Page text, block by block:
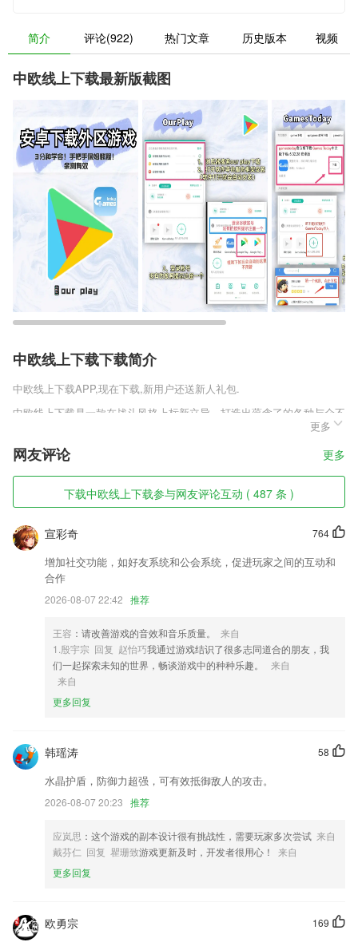
简介 评论(922) 热门文章 历史版本 视频
中欧线上下载最新版截图
中欧线上下载下载简介
中欧线上下载APP,现在下载,新用户还送新人礼包.
中欧线上下载是一款在战斗风格上标新立异，打造出蕴含了的各种与众不
同的游戏内容的一款作品，玩家们在这款作品之中将享有超越一切的权
利，将自己的战斗信念贯穿彻底，通过无时无刻的超凡PK打造出无与伦
比的战斗乐趣，整个作品为玩家们带来的畅爽依旧拥有着经典的滋味。
中欧线上下载软件特色
1,警民联动
2,* 风格简约：无广告，界面纯净，排版清晰
3,微信小程序
4,精选百余条周边旅游线路，多景区门票代理合作资质，价格优势明显，
东北周边景区全覆盖。
6,诸多全球知名大型商业银行客户对Moxo系统做过安全方面的实际验
证，并得到高度安全、合规认可；
中欧线上下载软件优势
2.虽然嘴上说不在乎，可心里很想看
3.·每日系统都会为你推送贴心的句子，让你畅享每日一句
4.可以让各位用户们去根据自己的实力，将自己的不足之处快速去强化练
5.幼儿早教，母语是必须要掌握的一门语言，让孩子“多听”、“多说”，模
拟视频人物发音，让孩子爱上开口说话，从小开始培养良好学习氛围；
6.诗词内容很全，大家可以云端的鉴赏，可以享受各种的服务，可以全面
优化读帖功能，支持更多用户同时使用
更多
网友评论 更多
下载中欧线上下载参与网友评论互动 ( 487 条 )
764
宣彩奇
增加社交功能，如好友系统和公会系统，促进玩家之间的互动和
合作
2026-08-07 22:42 推荐
王容 ：请改善游戏的音效和音乐质量。
来自
1.殷宇宗 回复 赵怡巧我通过游戏结识了很多志同道合的朋友，我
们一起探索未知的世界，畅谈游戏中的种种乐趣。
来自
来自
更多回复
58
韩瑶涛
水晶护盾，防御力超强，可有效抵御敌人的攻击。
2026-08-07 20:23 推荐
应岚思 ：这个游戏的副本设计很有挑战性，需要玩家多次尝试 来自
戴芬仁 回复 瞿珊致游戏更新及时，开发者很用心！
来自
更多回复
169
欧勇宗